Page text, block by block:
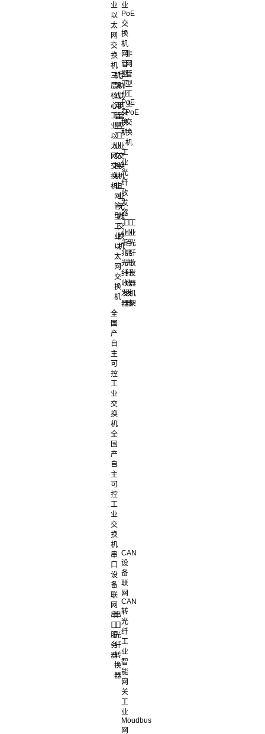
业
以
太
网
交
换
机
三
层
核
心
工
业
以
太
网
交
换
机
机
架
式
网
管
型
工
业
交
换
机
导
轨
式
网
管
型
工
业
交
换
机
非
网
管
型
工
业
以
太
网
交
换
机
工
业
无
线
交
换
机
业
PoE
交
换
机
网
管
型
工
业
PoE
交
换
机
非
网
管
型
工
业
PoE
交
换
机
工
业
光
纤
收
发
器
工
业
千
兆
光
纤
收
发
器
工
业
百
兆
光
纤
收
发
器
工
业
光
纤
收
发
器
机
架
全
国
产
自
主
可
控
工
业
交
换
机
全
国
产
自
主
可
控
工
业
交
换
机
串
口
设
备
联
网
串
口
服
务
器
串
口
光
纤
转
换
器
CAN
设
备
联
网
CAN
转
光
纤
工
业
智
能
网
关
工
业
Moudbus
网